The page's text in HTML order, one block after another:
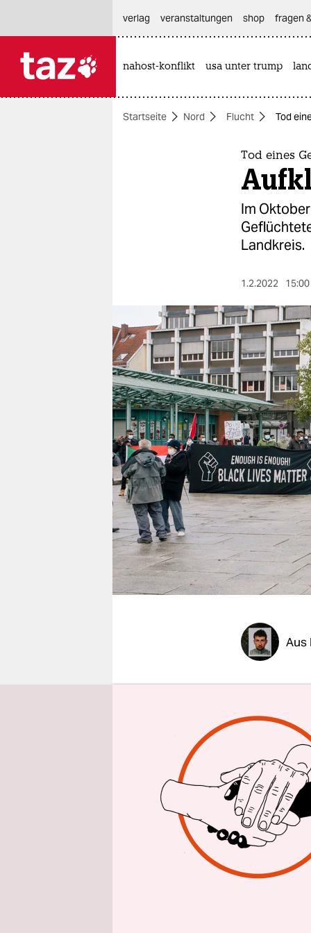
themen
berlin
nord
wahrheit
verlag
verlag
veranstaltungen
shop
fragen & hilfe
unterstützen
abo
genossenschaft
verlag
veranstaltungen shop fragen
nahost-konflikt usa unter trump
Startseite Nord Flucht Tod
Tod eines
Im
Landkreis.
1.2.2022
Aus
Knapp
ein
einem
seine
einem
zum Tod
t*in­nen
ein
Elf
haben